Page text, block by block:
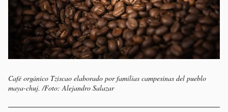
Café orgánico Tziscao elaborado por familias campesinas del pueblo
maya-chuj. /Foto: Alejandro Salazar